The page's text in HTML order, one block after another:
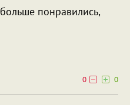
понравились,
0
0